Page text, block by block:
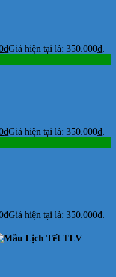
₫Giá hiện tại là: 350.000₫.
₫Giá hiện tại là: 350.000₫.
₫Giá hiện tại là: 350.000₫.